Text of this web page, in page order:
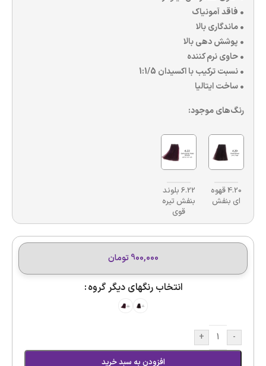
• فاقد آمونیاک
• ماندگاری بالا
• پوشش دهی بالا
• حاوی نرم کننده
• نسبت ترکیب با اکسیدان 1:1/5
• ساخت ایتالیا
رنگ‌های موجود:
4.20 قهوه
ای بنفش
6.22 بلوند
بنفش تیره
قوی
900,000 تومان
انتخاب رنگهای دیگر گروه
-
+
افزودن به سبد خرید